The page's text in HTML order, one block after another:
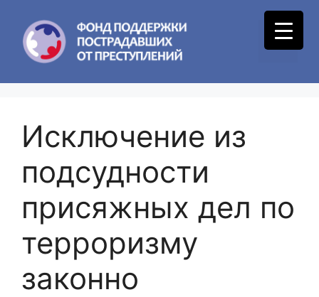
content
Menu
Исключение из
подсудности
присяжных дел по
терроризму
законно